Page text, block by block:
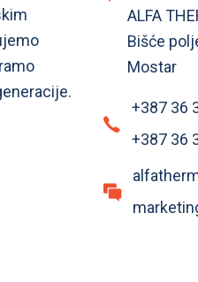
ALFA
Bišće
Mostar
+387 36
+387 36